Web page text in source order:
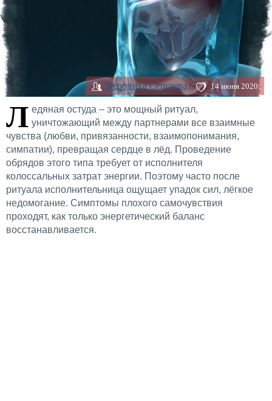
Вероника Сергеева 14 июня 2020
Л едяная остуда – это мощный ритуал,
уничтожающий между партнерами все взаимные
чувства (любви, привязанности, взаимопонимания,
симпатии), превращая сердце в лёд. Проведение
обрядов этого типа требует от исполнителя
колоссальных затрат энергии. Поэтому часто после
ритуала исполнительница ощущает упадок сил, лёгкое
недомогание. Симптомы плохого самочувствия
проходят, как только энергетический баланс
восстанавливается.